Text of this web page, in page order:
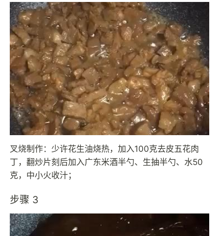
叉烧制作：少许花生油烧热，加入100克去皮五花肉
丁，翻炒片刻后加入广东米酒半勺、生抽半勺、水50
克，中小火收汁；
步骤 3